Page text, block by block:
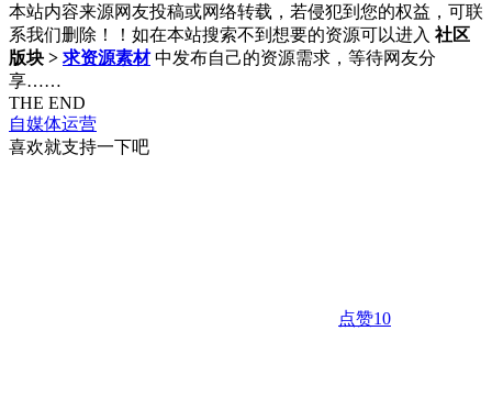
本站内容来源网友投稿或网络转载，若侵犯到您的权益，可联
系我们删除！！如在本站搜索不到想要的资源可以进入 社区
版块 > 求资源素材 中发布自己的资源需求，等待网友分
享……
THE END
自媒体运营
喜欢就支持一下吧
点赞10